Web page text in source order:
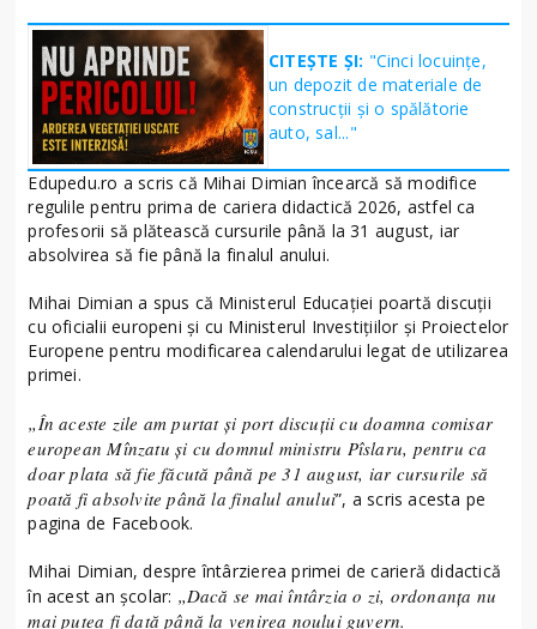
CITEȘTE ȘI: "Cinci locuințe,
un depozit de materiale de
construcții și o spălătorie
auto, sal..."
Edupedu.ro a scris că Mihai Dimian încearcă să modifice
regulile pentru prima de cariera didactică 2026, astfel ca
profesorii să plătească cursurile până la 31 august, iar
absolvirea să fie până la finalul anului.
Mihai Dimian a spus că Ministerul Educației poartă discuții
cu oficialii europeni și cu Ministerul Investițiilor și Proiectelor
Europene pentru modificarea calendarului legat de utilizarea
primei.
„În aceste zile am purtat și port discuții cu doamna comisar
european Mînzatu și cu domnul ministru Pîslaru, pentru ca
doar plata să fie făcută până pe 31 august, iar cursurile să
poată fi absolvite până la finalul anului”, a scris acesta pe
pagina de Facebook.
Mihai Dimian, despre întârzierea primei de carieră didactică
în acest an școlar: „Dacă se mai întârzia o zi, ordonanța nu
mai putea fi dată până la venirea noului guvern.